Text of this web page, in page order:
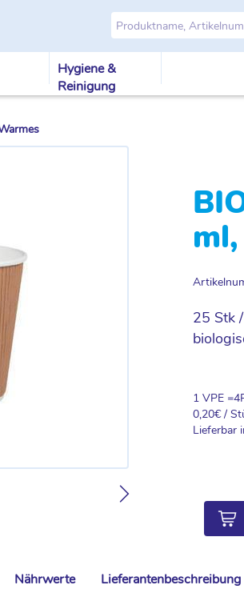
Hygiene &
Reinigung
25 Stk
1 VPE =4
0,20€ /
Lieferbar
Nährwerte Lieferantenbeschreibung